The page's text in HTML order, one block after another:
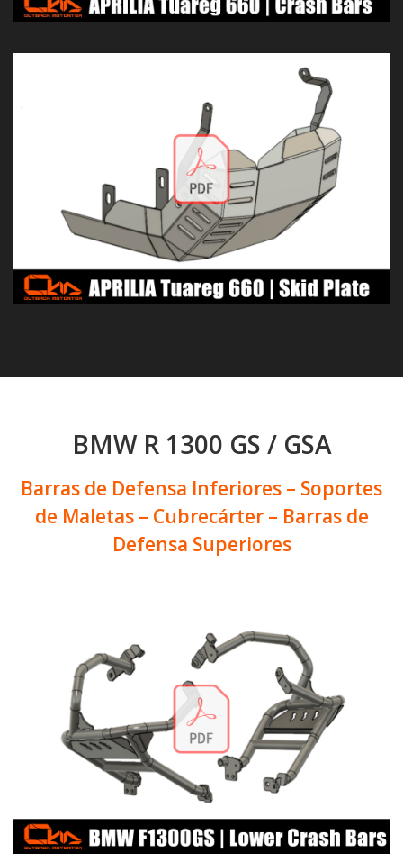
BMW R 1300 GS / GSA
Barras de Defensa Inferiores – Soportes
de Maletas – Cubrecárter – Barras de
Defensa Superiores